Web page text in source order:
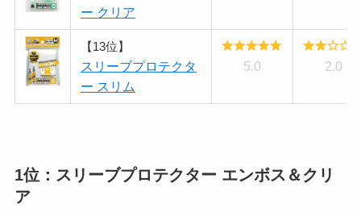
ー クリア
【13位】
スリーブプロテクタ
ー スリム
5.0 2.0
1位：スリーブプロテクター エンボス＆クリ
ア